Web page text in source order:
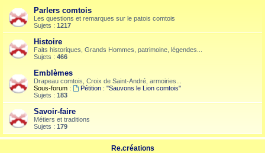
Parlers comtois
Les questions et remarques sur le patois comtois
Sujets : 1217
Histoire
Faits historiques, Grands Hommes, patrimoine, légendes...
Sujets : 466
Emblèmes
Drapeau comtois, Croix de Saint-André, armoiries...
Sous-forum :
Pétition : "Sauvons le Lion comtois"
Sujets : 183
Savoir-faire
Métiers et traditions
Sujets : 179
Re.créations